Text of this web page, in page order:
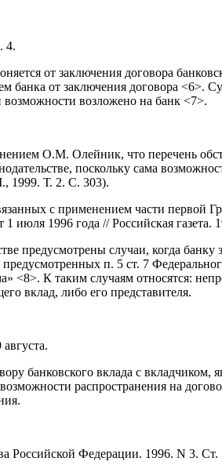
4.
от заключения договора
банка от заключения договора <6>.
возможности возложено на банк <7>.
О.М. Олейник, что перечень
поскольку сама
1999. Т. 2. С. 303).
с применением части первой
июля 1996 года // Российская газета.
предусмотрены случаи, когда
предусмотренных п. 5 ст. 7
<8>. К таким случаям относятся:
вклад, либо его представителя.
банковского вклада с
распространения на
Российской Федерации. 1996. N 3. Ст.